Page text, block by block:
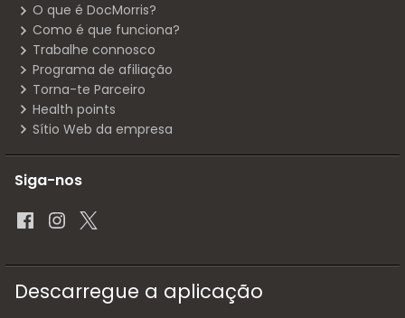
O que é DocMorris?
Como é que funciona?
Trabalhe connosco
Programa de afiliação
Torna-te Parceiro
Health points
Sítio Web da empresa
Siga-nos
Descarregue a aplicação